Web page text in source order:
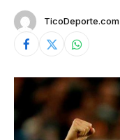
TicoDeporte.com